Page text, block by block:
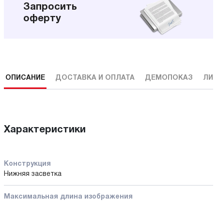
Запросить
оферту
ОПИСАНИЕ ДОСТАВКА И ОПЛАТА ДЕМОПОКАЗ
Характеристики
Конструкция
Нижняя засветка
Максимальная длина изображения